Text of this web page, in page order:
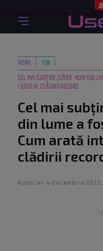
HOME
FUN
CEL MAI SUBȚIRE ZGÂRIE-NORI DIN
LUXOS AL CLĂDIRII RECORD
Cel mai
din lume a
Cum arată
clădirii
Publicat: 4 decembrie 2022,